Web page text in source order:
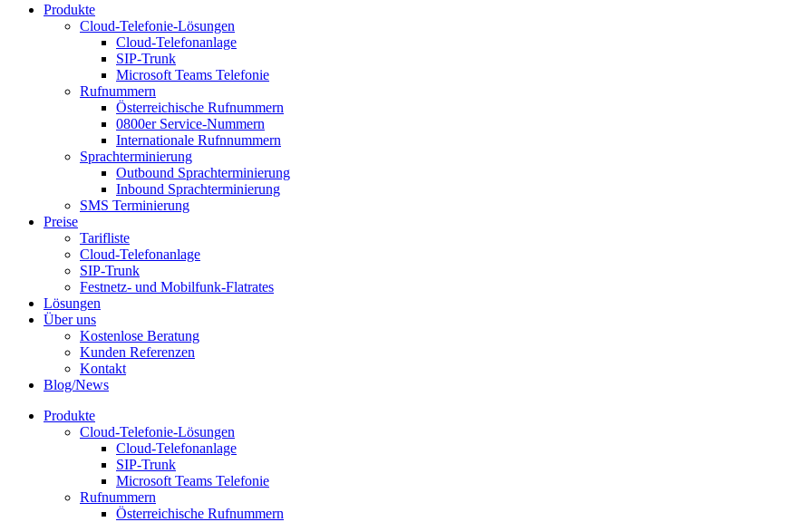
Produkte
Cloud-Telefonie-Lösungen
Cloud-Telefonanlage
SIP-Trunk
Microsoft Teams Telefonie
Rufnummern
Österreichische Rufnummern
0800er Service-Nummern
Internationale Rufnnummern
Sprachterminierung
Outbound Sprachterminierung
Inbound Sprachterminierung
SMS Terminierung
Preise
Tarifliste
Cloud-Telefonanlage
SIP-Trunk
Festnetz- und Mobilfunk-Flatrates
Lösungen
Über uns
Kostenlose Beratung
Kunden Referenzen
Kontakt
Blog/News
Produkte
Cloud-Telefonie-Lösungen
Cloud-Telefonanlage
SIP-Trunk
Microsoft Teams Telefonie
Rufnummern
Österreichische Rufnummern